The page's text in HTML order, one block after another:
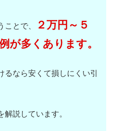
ことで、
２万円～５
が多くあります。
なら安くて損しにくい引
解説しています。